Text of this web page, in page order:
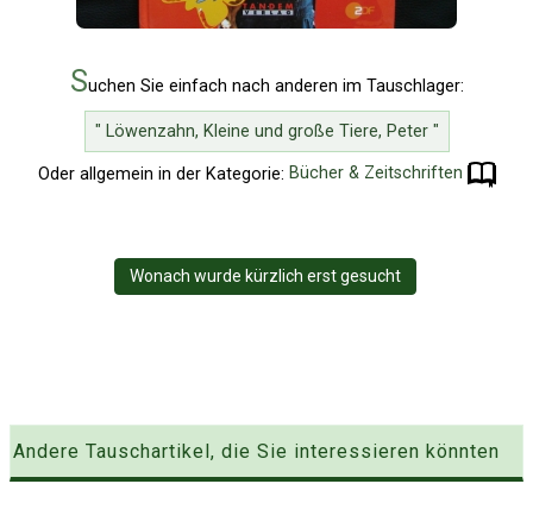
Suchen Sie einfach nach anderen im Tauschlager:
" Löwenzahn, Kleine und große Tiere, Peter "
Oder allgemein in der Kategorie: Bücher & Zeitschriften
Wonach wurde kürzlich erst gesucht
Andere Tauschartikel, die Sie interessieren könnten